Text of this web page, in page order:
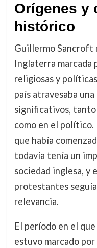
Orígenes y
histórico
Guillermo Sancroft
Inglaterra marcada
religiosas y
país atravesaba
significativos,
como en el
que había
todavía tenía un
sociedad inglesa,
protestantes
relevancia.
El período en el
estuvo marcado